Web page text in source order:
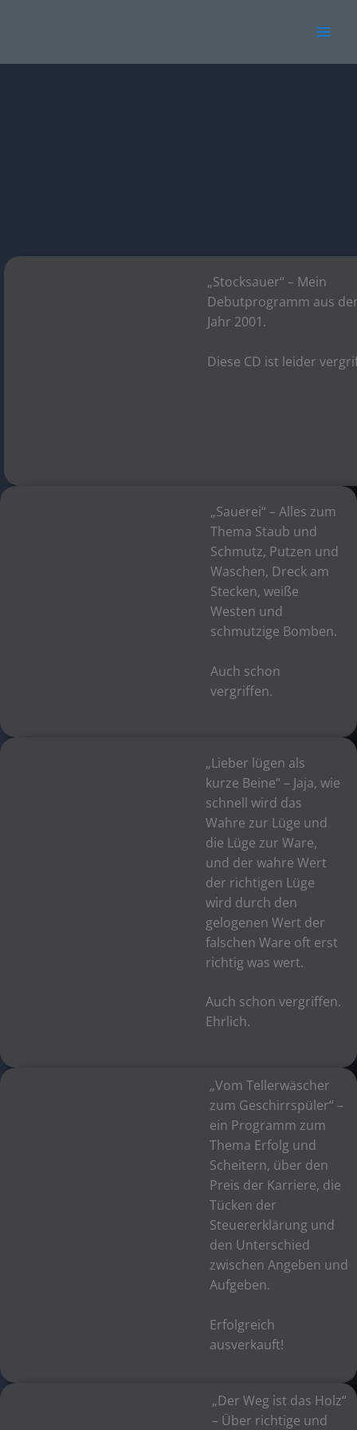
„Stocksauer“ – Mein
Debutprogramm aus
Jahr 2001.
Diese CD ist leider
„Sauerei“ – Alles zum
Thema Staub und
Schmutz, Putzen und
Waschen, Dreck am
Stecken, weiße
Westen und
schmutzige Bomben.
Auch schon
vergriffen.
„Lieber lügen als
kurze Beine“ – Jaja, wie
schnell wird das
Wahre zur Lüge und
die Lüge zur Ware,
und der wahre Wert
der richtigen Lüge
wird durch den
gelogenen Wert der
falschen Ware oft erst
richtig was wert.
Auch schon vergriffen.
Ehrlich.
„Vom Tellerwäscher
zum Geschirrspüler“ –
ein Programm zum
Thema Erfolg und
Scheitern, über den
Preis der Karriere, die
Tücken der
Steuererklärung und
den Unterschied
zwischen Angeben und
Aufgeben.
Erfolgreich
ausverkauft!
„Der Weg ist das Holz“
– Über richtige und